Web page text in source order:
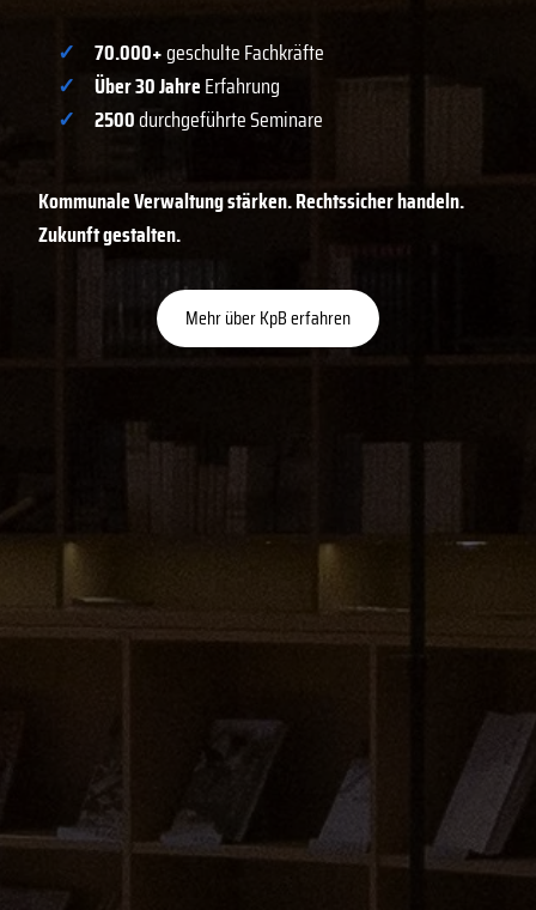
✓ 70.000+geschulte Fachkräfte
✓
Über 30 JahreErfahrung
✓
2500durchgeführte Seminare
Kommunale Verwaltung stärken. Rechtssicher handeln.
Zukunft gestalten.
Mehr über KpB erfahren